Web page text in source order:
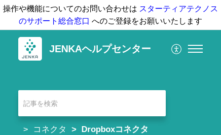
操作や機能についてのお問い合わせは スターティアテクノス
のサポート総合窓口 へのご登録をお願いいたします
JENKAヘルプセンター
コネクタ Dropboxコネクタ